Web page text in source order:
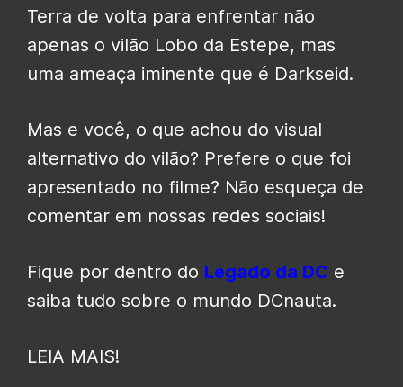
Terra de volta para enfrentar não
apenas o vilão Lobo da Estepe, mas
uma ameaça iminente que é Darkseid.
Mas e você, o que achou do visual
alternativo do vilão? Prefere o que foi
apresentado no filme? Não esqueça de
comentar em nossas redes sociais!
Fique por dentro do Legado da DC e
saiba tudo sobre o mundo DCnauta.
LEIA MAIS!